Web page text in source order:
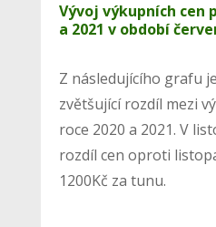
Vývoj výkupních cen
a 2021 v období
Z následujícího grafu
zvětšující rozdíl mezi
roce 2020 a 2021. V
rozdíl cen oproti
1200Kč za tunu.